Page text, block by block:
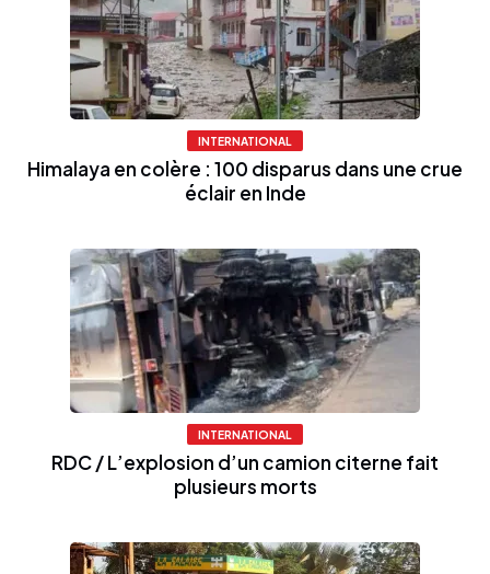
INTERNATIONAL
Himalaya en colère : 100 disparus dans une crue
éclair en Inde
INTERNATIONAL
RDC / L’explosion d’un camion citerne fait
plusieurs morts